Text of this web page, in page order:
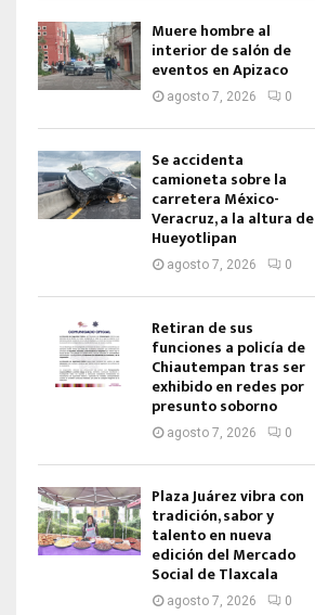
Muere hombre al
interior de salón de
eventos en Apizaco
agosto 7, 2026 0
Se accidenta
camioneta sobre la
carretera México-
Veracruz, a la altura de
Hueyotlipan
agosto 7, 2026 0
Retiran de sus
funciones a policía de
Chiautempan tras ser
exhibido en redes por
presunto soborno
agosto 7, 2026 0
Plaza Juárez vibra con
tradición, sabor y
talento en nueva
edición del Mercado
Social de Tlaxcala
agosto 7, 2026 0